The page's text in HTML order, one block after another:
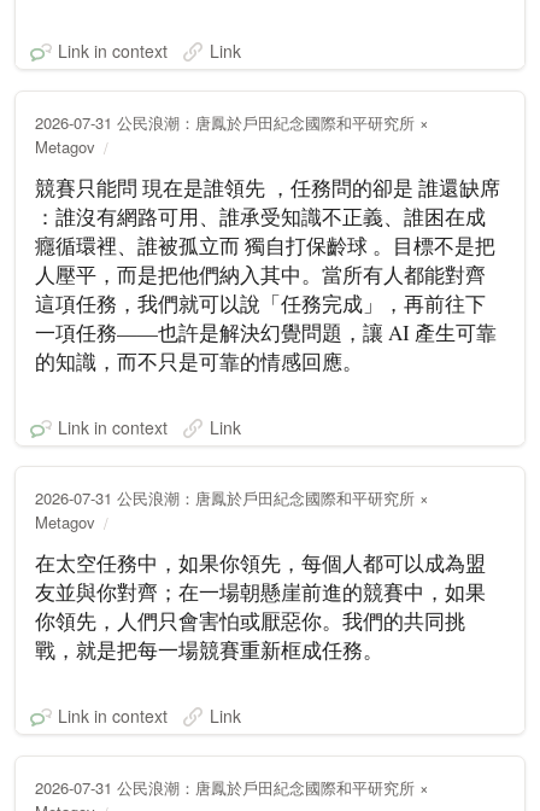
Link in context Link
2026-07-31 公民浪潮：唐鳳於戶田紀念國際和平研究所 ×
Metagov
競賽只能問 現在是誰領先 ，任務問的卻是 誰還缺席
：誰沒有網路可用、誰承受知識不正義、誰困在成
癮循環裡、誰被孤立而 獨自打保齡球 。目標不是把
人壓平，而是把他們納入其中。當所有人都能對齊
這項任務，我們就可以說「任務完成」，再前往下
一項任務——也許是解決幻覺問題，讓 AI 產生可靠
的知識，而不只是可靠的情感回應。
Link in context Link
2026-07-31 公民浪潮：唐鳳於戶田紀念國際和平研究所 ×
Metagov
在太空任務中，如果你領先，每個人都可以成為盟
友並與你對齊；在一場朝懸崖前進的競賽中，如果
你領先，人們只會害怕或厭惡你。我們的共同挑
戰，就是把每一場競賽重新框成任務。
Link in context Link
2026-07-31 公民浪潮：唐鳳於戶田紀念國際和平研究所 ×